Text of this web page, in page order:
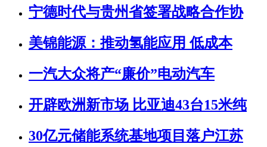
宁德时代与贵州省签署战略合作协
美锦能源：推动氢能应用 低成本
一汽大众将产“廉价”电动汽车
开辟欧洲新市场 比亚迪43台15米纯
30亿元储能系统基地项目落户江苏